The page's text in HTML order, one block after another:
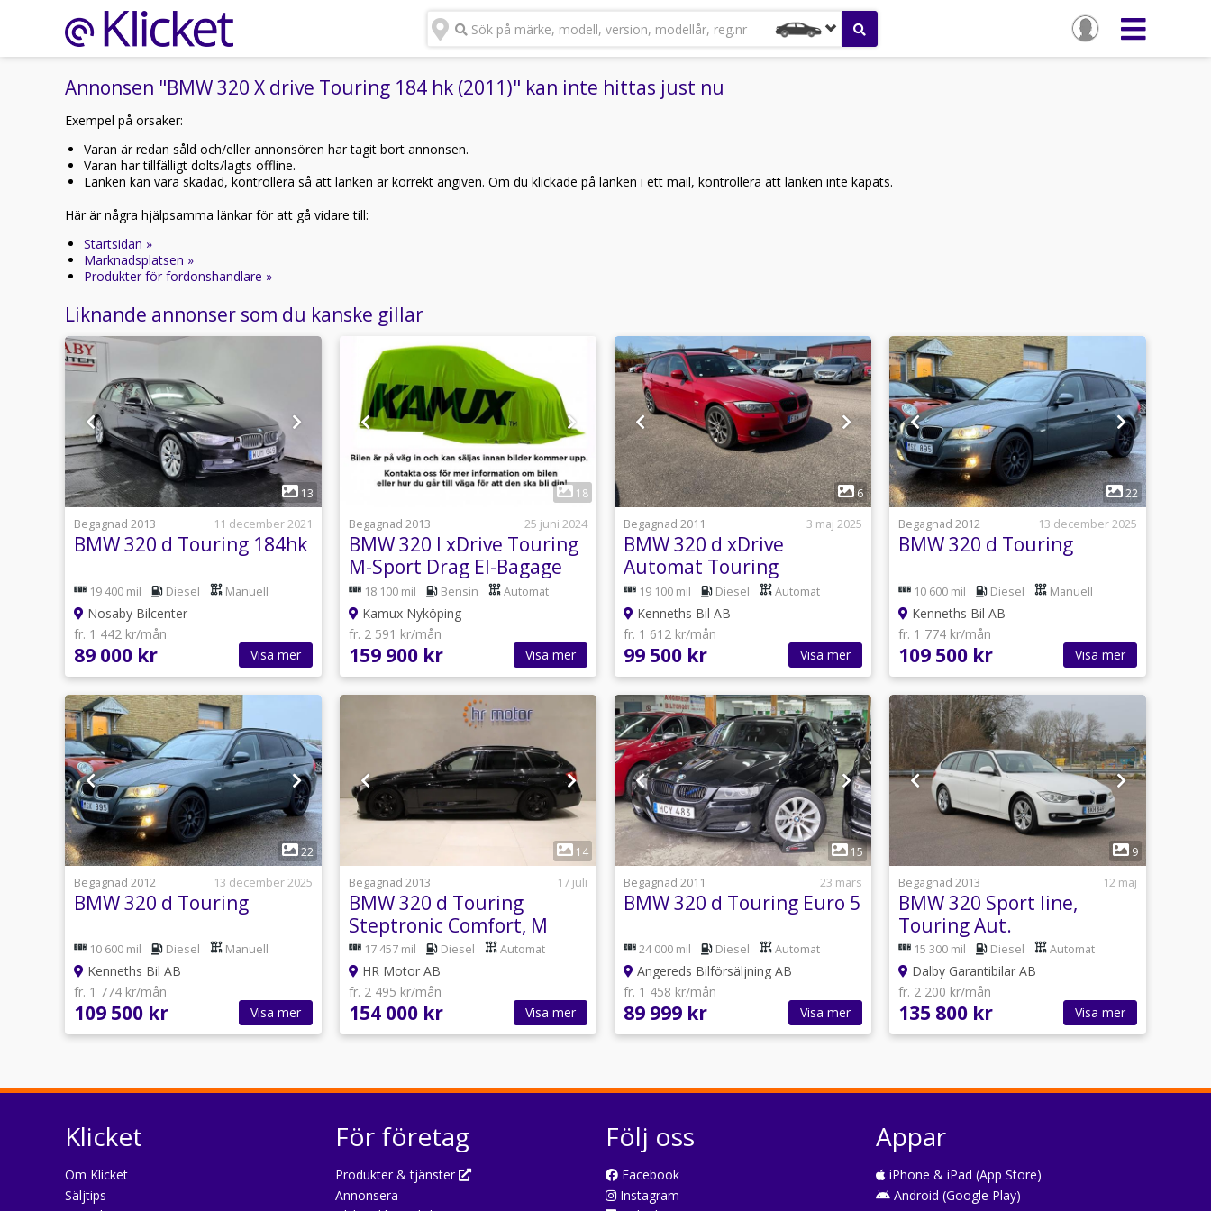
Sök på märke, modell, version, modellår, reg.nr
Annonsen "BMW 320 X drive Touring 184 hk (2011)" kan inte hittas just nu
Exempel på orsaker:
Varan är redan såld och/eller annonsören har tagit bort annonsen.
Varan har tillfälligt dolts/lagts offline.
Länken kan vara skadad, kontrollera så att länken är korrekt angiven. Om du klickade på länken i ett mail, kontrollera att länken inte kapats.
Här är några hjälpsamma länkar för att gå vidare till:
Startsidan »
Marknadsplatsen »
Produkter för fordonshandlare »
Liknande annonser som du kanske gillar
1
13
Begagnad 2013
11 december 2021
BMW 320 d Touring 184hk
19 400 mil Diesel Manuell
Nosaby Bilcenter
fr. 1 442 kr/mån
89 000 kr Visa mer
1
18
Begagnad 2013
25 juni 2024
BMW 320 I xDrive Touring
M-Sport Drag El-Bagage
184hk
18 100 mil Bensin Automat
Kamux Nyköping
fr. 2 591 kr/mån
159 900 kr Visa mer
1
6
Begagnad 2011
3 maj 2025
BMW 320 d xDrive
Automat Touring
19 100 mil Diesel Automat
Kenneths Bil AB
fr. 1 612 kr/mån
99 500 kr Visa mer
1
22
Begagnad 2012
13 december 2025
BMW 320 d Touring
10 600 mil Diesel Manuell
Kenneths Bil AB
fr. 1 774 kr/mån
109 500 kr Visa mer
1
22
Begagnad 2012
13 december 2025
BMW 320 d Touring
10 600 mil Diesel Manuell
Kenneths Bil AB
fr. 1 774 kr/mån
109 500 kr Visa mer
14
Begagnad 2013
17 juli
BMW 320 d Touring
Steptronic Comfort, M
Sport/ SoV/Tonade rutor
17 457 mil Diesel Automat
HR Motor AB
fr. 2 495 kr/mån
154 000 kr Visa mer
1
15
Begagnad 2011
23 mars
BMW 320 d Touring Euro 5
24 000 mil Diesel Automat
Angereds Bilförsäljning AB
fr. 1 458 kr/mån
89 999 kr Visa mer
9
Begagnad 2013
12 maj
BMW 320 Sport line,
Touring Aut.
15 300 mil Diesel Automat
Dalby Garantibilar AB
fr. 2 200 kr/mån
135 800 kr Visa mer
Klicket
Om Klicket
Säljtips
För företag
Produkter & tjänster
Annonsera
Följ oss
Facebook
Instagram
Appar
iPhone & iPad (App Store)
Android (Google Play)